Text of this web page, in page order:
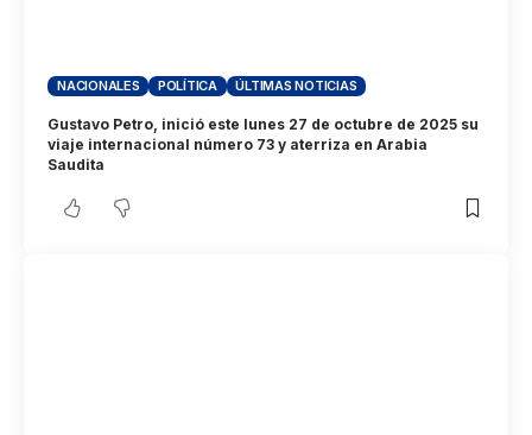
NACIONALES POLÍTICA ÚLTIMAS NOTICIAS
Gustavo Petro, inició este lunes 27 de octubre de 2025 su
viaje internacional número 73 y aterriza en Arabia
Saudita